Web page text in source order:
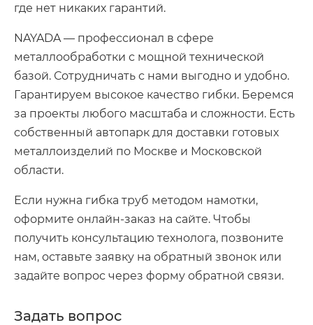
где нет никаких гарантий.
NAYADA — профессионал в сфере
металлообработки с мощной технической
базой. Сотрудничать с нами выгодно и удобно.
Гарантируем высокое качество гибки. Беремся
за проекты любого масштаба и сложности. Есть
собственный автопарк для доставки готовых
металлоизделий по Москве и Московской
области.
Если нужна гибка труб методом намотки,
оформите онлайн-заказ на сайте. Чтобы
получить консультацию технолога, позвоните
нам, оставьте заявку на обратный звонок или
задайте вопрос через форму обратной связи.
Задать вопрос